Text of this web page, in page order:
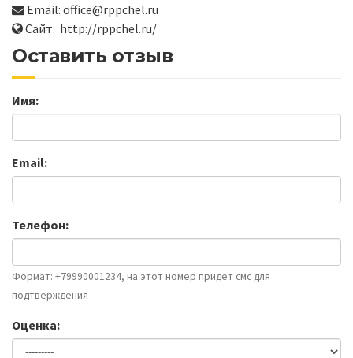
Email: office@rppchel.ru
Сайт: http://rppchel.ru/
Оставить отзыв
Имя:
Email:
Телефон:
Формат: +79990001234, на этот номер придет смс для
подтверждения
Оценка: